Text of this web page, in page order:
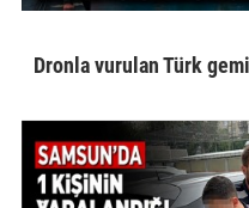
Dronla vurulan Türk